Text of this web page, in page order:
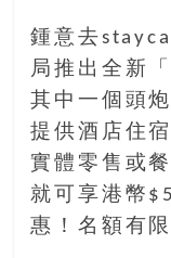
享
共
樂
共
創
人
生
下
鍾意去
局推出全新
其中一個頭
提供酒店住
實體零售或
就可享港幣
惠！名額有